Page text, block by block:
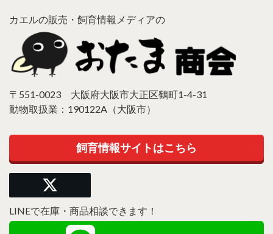
カエルの販売・飼育情報メディアの
〒551-0023 大阪府大阪市大正区鶴町1-4-31
動物取扱業：190122A（大阪市）
飼育情報サイトはこちら
LINEで在庫・商品相談できます！